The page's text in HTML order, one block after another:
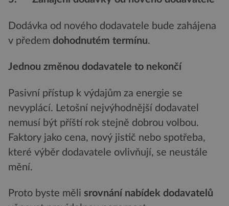
Dodávka od nového dodavatele bude zahájena
v předem dohodnutém termínu.
Jednou změnou dodavatele to nekončí
Pasivní přístup k výdajům za energie se
nevyplácí. Letošní nejvýhodnější dodavatel
nemusí být příští rok stejně dobrou volbou.
Faktory jako cena, nový jistič nebo spotřeba,
které výběr dodavatele ovlivňují, se neustále
mění.
Proto byste měli srovnání nabídek dodavatelů